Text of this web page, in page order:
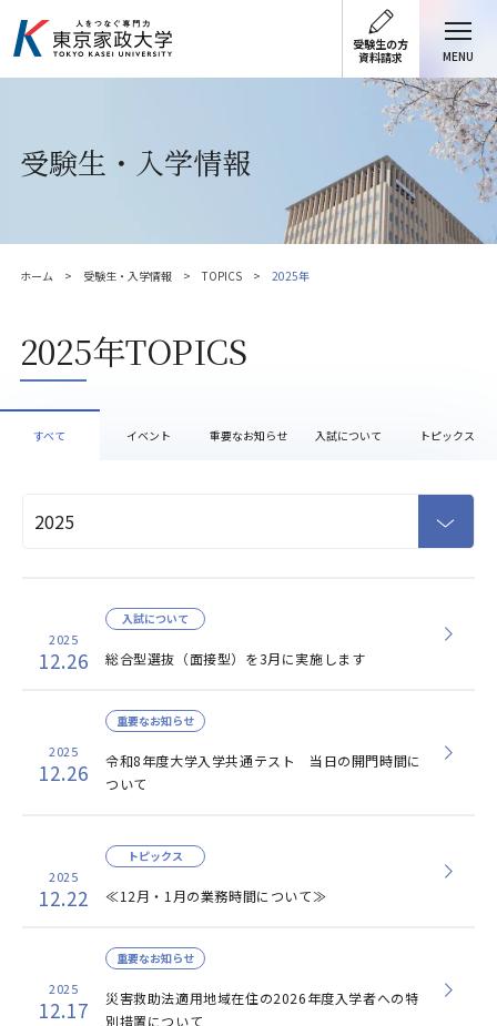
受験生の方
資料請求
MENU
受験生・入学情報
ホーム 受験生・入学情報 TOPICS 2025年
2025年TOPICS
すべて イベント 重要なお知らせ 入試について トピックス
2025
12.26 総合型選抜（面接型）を3月に実施します
入試について
2025
12.26
令和8年度大学入学共通テスト 当日の開門時間に
ついて
重要なお知らせ
2025
12.22 ≪12月・1月の業務時間について≫
トピックス
2025
12.17
災害救助法適用地域在住の2026年度入学者への特
別措置について
重要なお知らせ